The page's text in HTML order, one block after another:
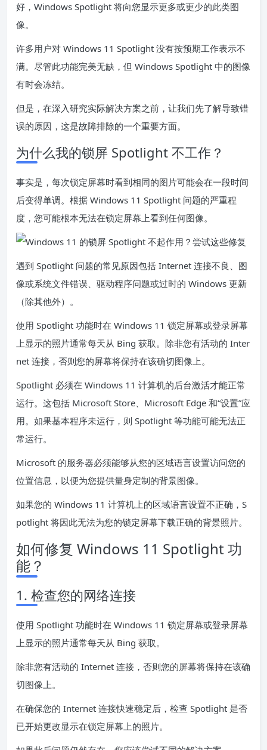
好，Windows Spotlight 将向您显示更多或更少的此类图
像。
许多用户对 Windows 11 Spotlight 没有按预期工作表示不
满。尽管此功能完美无缺，但 Windows Spotlight 中的图像
有时会冻结。
但是，在深入研究实际解决方案之前，让我们先了解导致错
误的原因，这是故障排除的一个重要方面。
为什么我的锁屏 Spotlight 不工作？
事实是，每次锁定屏幕时看到相同的图片可能会在一段时间
后变得单调。根据 Windows 11 Spotlight 问题的严重程
度，您可能根本无法在锁定屏幕上看到任何图像。
遇到 Spotlight 问题的常见原因包括 Internet 连接不良、图
像或系统文件错误、驱动程序问题或过时的 Windows 更新
（除其他外）。
使用 Spotlight 功能时在 Windows 11 锁定屏幕或登录屏幕
上显示的照片通常每天从 Bing 获取。除非您有活动的 Inter
net 连接，否则您的屏幕将保持在该确切图像上。
Spotlight 必须在 Windows 11 计算机的后台激活才能正常
运行。这包括 Microsoft Store、Microsoft Edge 和“设置”应
用。如果基本程序未运行，则 Spotlight 等功能可能无法正
常运行。
Microsoft 的服务器必须能够从您的区域语言设置访问您的
位置信息，以便为您提供量身定制的背景图像。
如果您的 Windows 11 计算机上的区域语言设置不正确，S
potlight 将因此无法为您的锁定屏幕下载正确的背景照片。
如何修复 Windows 11 Spotlight 功
能？
1. 检查您的网络连接
使用 Spotlight 功能时在 Windows 11 锁定屏幕或登录屏幕
上显示的照片通常每天从 Bing 获取。
除非您有活动的 Internet 连接，否则您的屏幕将保持在该确
切图像上。
在确保您的 Internet 连接快速稳定后，检查 Spotlight 是否
已开始更改显示在锁定屏幕上的照片。